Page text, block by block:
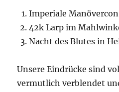
Imperiale
42k Larp im
Nacht des Blutes in
Unsere Eindrücke sind
vermutlich verblendet